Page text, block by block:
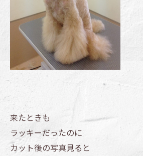
来たときも
ラッキーだったのに
カット後の写真見ると